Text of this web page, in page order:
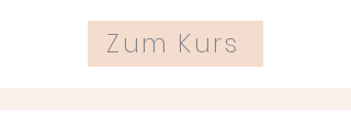
Zum Kurs